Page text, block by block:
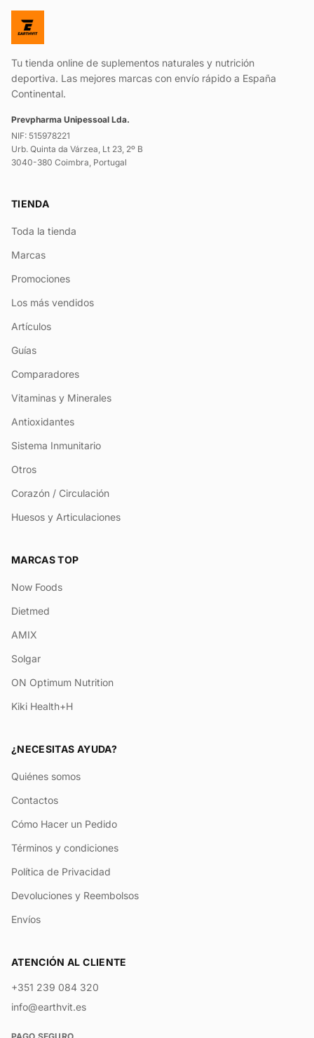
Tu tienda online de suplementos naturales y nutrición
deportiva. Las mejores marcas con envío rápido a España
Continental.
Prevpharma Unipessoal Lda.
NIF: 515978221
Urb. Quinta da Várzea, Lt 23, 2º B
3040-380 Coimbra, Portugal
TIENDA
Toda la tienda
Marcas
Promociones
Los más vendidos
Artículos
Guías
Comparadores
Vitaminas y Minerales
Antioxidantes
Sistema Inmunitario
Otros
Corazón / Circulación
Huesos y Articulaciones
MARCAS TOP
Now Foods
Dietmed
AMIX
Solgar
ON Optimum Nutrition
Kiki Health+H
¿NECESITAS AYUDA?
Quiénes somos
Contactos
Cómo Hacer un Pedido
Términos y condiciones
Política de Privacidad
Devoluciones y Reembolsos
Envíos
ATENCIÓN AL CLIENTE
+351 239 084 320
info@earthvit.es